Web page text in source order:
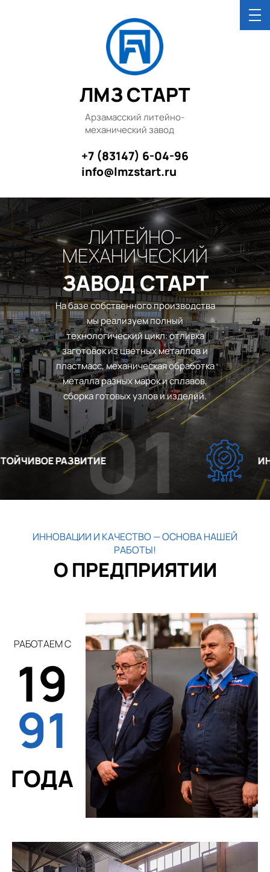
ЛМЗ СТАРТ
Арзамасский литейно-
механический завод
+7 (83147) 6-04-96
info@lmzstart.ru
На базе собственного производства
мы реализуем полный
технологический цикл: отливка
заготовок из цветных металлов и
пластмасс, механическая обработка
металла разных марок и сплавов,
сборка готовых узлов и изделий.
ЛИТЕЙНО-
МЕХАНИЧЕСКИЙ
ЗАВОД СТАРТ
РАЗВИТИЕ01
ИННОВАЦИИ И КАЧЕСТВО — ОСНОВА НАШЕЙ
РАБОТЫ!
О ПРЕДПРИЯТИИ
РАБОТАЕМ С
19
91
ГОДА